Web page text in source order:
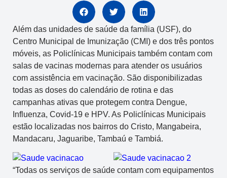
Além das unidades de saúde da família (USF), do
Centro Municipal de Imunização (CMI) e dos três pontos
móveis, as Policlínicas Municipais também contam com
salas de vacinas modernas para atender os usuários
com assistência em vacinação. São disponibilizadas
todas as doses do calendário de rotina e das
campanhas ativas que protegem contra Dengue,
Influenza, Covid-19 e HPV. As Policlínicas Municipais
estão localizadas nos bairros do Cristo, Mangabeira,
Mandacaru, Jaguaribe, Tambaú e Tambiá.
“Todas os serviços de saúde contam com equipamentos